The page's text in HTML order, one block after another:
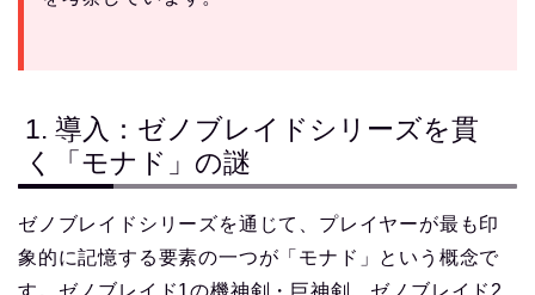
1. 導入：ゼノブレイドシリーズを貫
く「モナド」の謎
ゼノブレイドシリーズを通じて、プレイヤーが最も印
象的に記憶する要素の一つが「モナド」という概念で